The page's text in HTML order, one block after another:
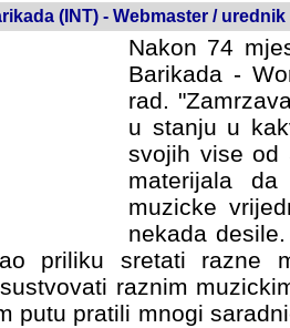
(INT) - Webmaster / urednik
Nakon 74
Barikada -
rad.
u stanju u
svojih vise od
materijala
muzicke
nekada
priliku sretati razne
raznim
putu pratili mnogi